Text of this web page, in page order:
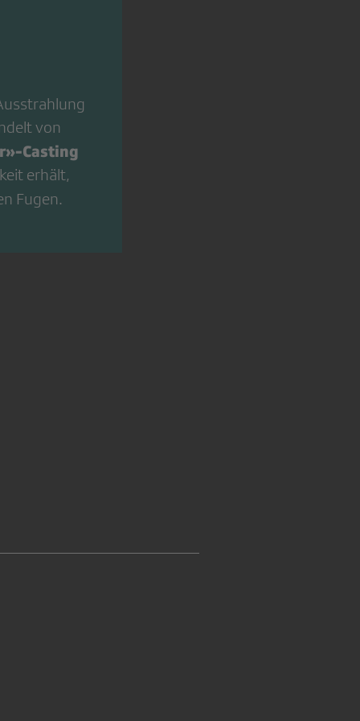
von
Casting
erhält,
Fugen.